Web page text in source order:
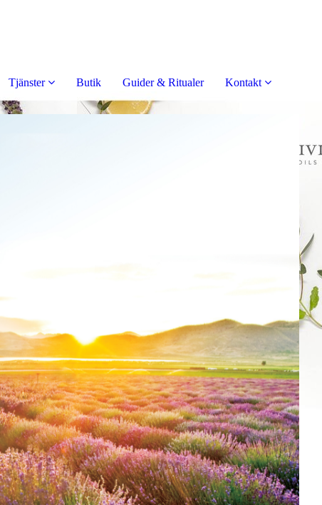
Tjänster Butik Guider & Ritualer Kontakt